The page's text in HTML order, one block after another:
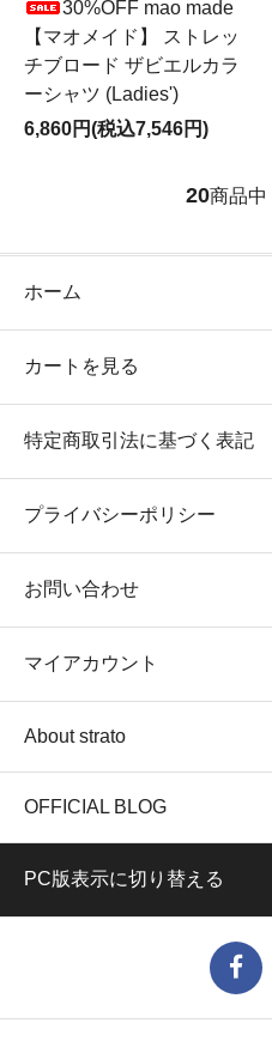
30%OFF mao made
【マオメイド】 ストレッ
チブロード ザビエルカラ
ーシャツ (Ladies')
6,860円(税込7,546円)
20商品中
ホーム
カートを見る
特定商取引法に基づく表記
プライバシーポリシー
お問い合わせ
マイアカウント
About strato
OFFICIAL BLOG
PC版表示に切り替える